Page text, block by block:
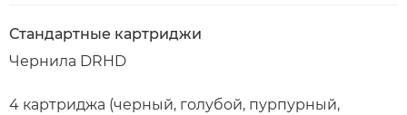
Стандартные картриджи
Чернила DRHD
4 картриджа (черный, голубой, пурпурный,